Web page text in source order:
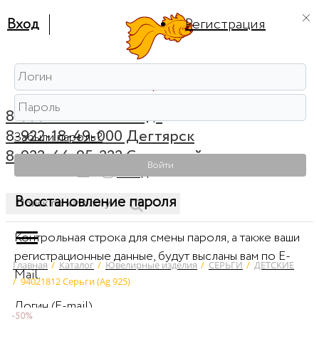
8-999-56-56-111 Ревда
8-922-18-49-000 Дегтярск
8-922-44-95-222 Советский
Вход
Главная / Каталог / Ювелирные изделия / СЕРЬГИ / ДЕТСКИЕ
/ 94021812 Серьги (Ag 925)
-50%
Вход Регистрация
Забыли пароль?
Войти
Восстановление пароля
Контрольная строка для смены пароля, а также ваши
регистрационные данные, будут высланы вам по E-
Mail.
Логин (E-mail)